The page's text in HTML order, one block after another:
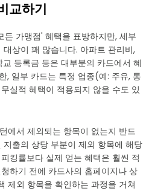
교하기
든 가맹점' 혜택을 표방하지만, 세부
상이 꽤 많습니다. 아파트 관리비,
등록금 등은 대부분의 카드에서 혜
, 일부 카드는 특정 업종(예: 주유, 통
실적 혜택이 적용되지 않을 수도 있
에서 제외되는 항목이 없는지 반드
출의 상당 부분이 제외 항목에 해당
킹률보다 실제 얻는 혜택은 훨씬 적
하기 전에 카드사의 홈페이지나 상
제외 항목을 확인하는 과정을 거쳐